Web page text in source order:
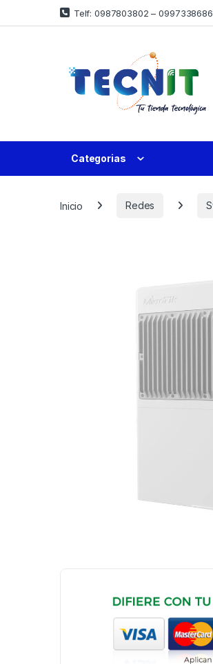
Telf: 0987803802 –
Categorias
Inicio Redes